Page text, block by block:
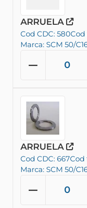
ARRUELA
Cod CDC: 580Cod
Marca: SCM 50/
ARRUELA
Cod CDC: 667Cod
Marca: SCM 50/